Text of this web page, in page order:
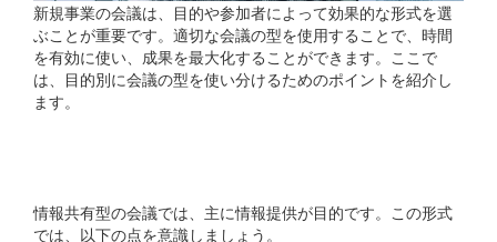
新規事業の会議は、目的や参加者によって効果的な形式を選
ぶことが重要です。適切な会議の型を使用することで、時間
を有効に使い、成果を最大化することができます。ここで
は、目的別に会議の型を使い分けるためのポイントを紹介し
ます。
情報共有型の会議では、主に情報提供が目的です。この形式
では、以下の点を意識しましょう。